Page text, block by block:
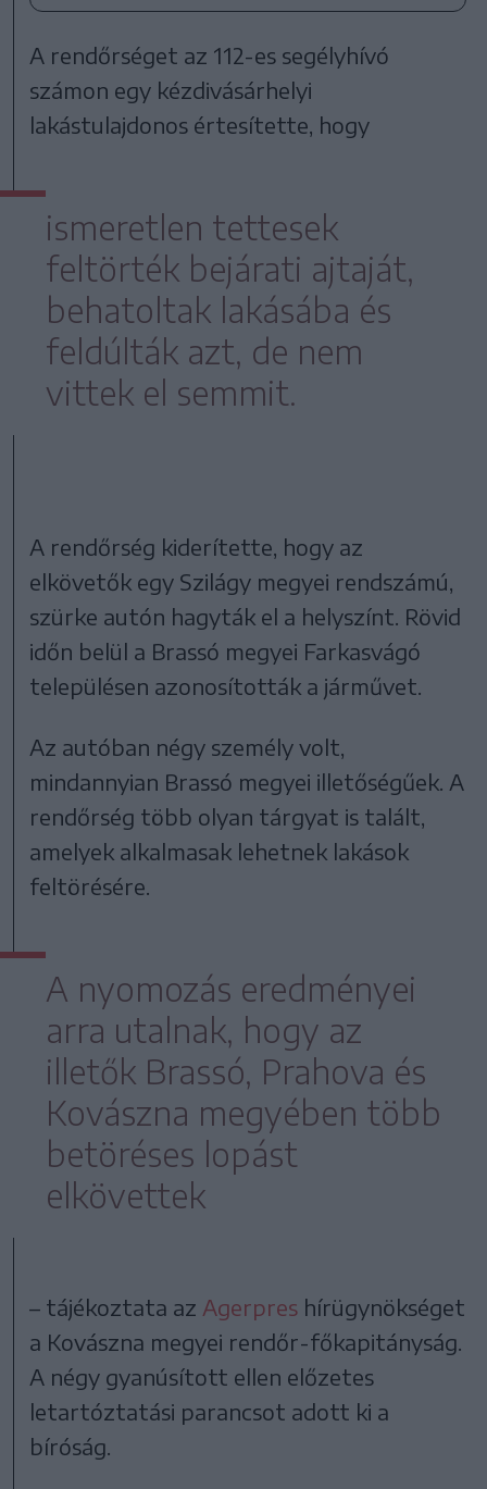
A rendőrséget az 112-es segélyhívó
számon egy kézdivásárhelyi
lakástulajdonos értesítette, hogy
ismeretlen tettesek
feltörték bejárati ajtaját,
behatoltak lakásába és
feldúlták azt, de nem
vittek el semmit.
A rendőrség kiderítette, hogy az
elkövetők egy Szilágy megyei rendszámú,
szürke autón hagyták el a helyszínt. Rövid
időn belül a Brassó megyei Farkasvágó
településen azonosították a járművet.
Az autóban négy személy volt,
mindannyian Brassó megyei illetőségűek. A
rendőrség több olyan tárgyat is talált,
amelyek alkalmasak lehetnek lakások
feltörésére.
A nyomozás eredményei
arra utalnak, hogy az
illetők Brassó, Prahova és
Kovászna megyében több
betöréses lopást
elkövettek
– tájékoztata az Agerpres hírügynökséget
a Kovászna megyei rendőr-főkapitányság.
A négy gyanúsított ellen előzetes
letartóztatási parancsot adott ki a
bíróság.